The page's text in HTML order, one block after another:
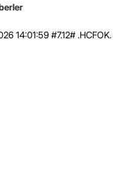
14:01:59 #7.12# .HCFOK.